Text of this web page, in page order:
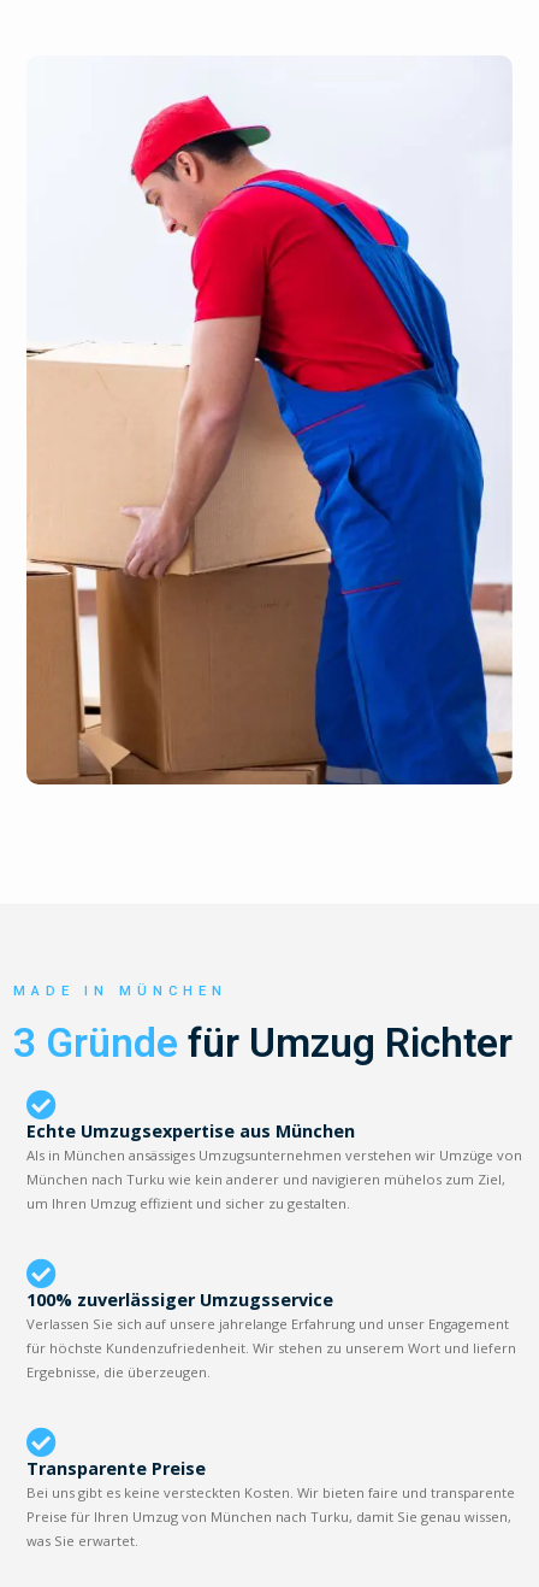
MADE IN MÜNCHEN
3 Gründe für Umzug Richter
Echte Umzugsexpertise aus München
Als in München ansässiges Umzugsunternehmen verstehen wir Umzüge von
München nach Turku wie kein anderer und navigieren mühelos zum Ziel,
um Ihren Umzug effizient und sicher zu gestalten.
100% zuverlässiger Umzugsservice
Verlassen Sie sich auf unsere jahrelange Erfahrung und unser Engagement
für höchste Kundenzufriedenheit. Wir stehen zu unserem Wort und liefern
Ergebnisse, die überzeugen.
Transparente Preise
Bei uns gibt es keine versteckten Kosten. Wir bieten faire und transparente
Preise für Ihren Umzug von München nach Turku, damit Sie genau wissen,
was Sie erwartet.